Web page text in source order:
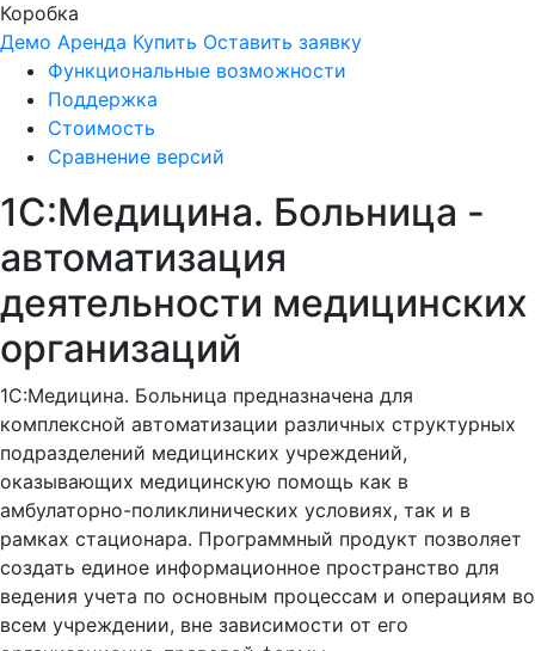
Коробка
Демо Аренда Купить Оставить заявку
Функциональные возможности
Поддержка
Стоимость
Сравнение версий
1С:Медицина. Больница -
автоматизация
деятельности медицинских
организаций
1С:Медицина. Больница предназначена для
комплексной автоматизации различных структурных
подразделений медицинских учреждений,
оказывающих медицинскую помощь как в
амбулаторно-поликлинических условиях, так и в
рамках стационара. Программный продукт позволяет
создать единое информационное пространство для
ведения учета по основным процессам и операциям во
всем учреждении, вне зависимости от его